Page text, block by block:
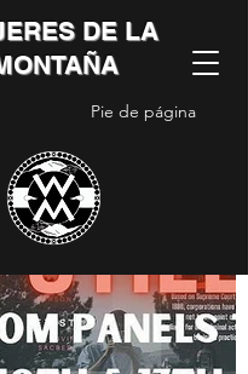
DE LA
Pie de página